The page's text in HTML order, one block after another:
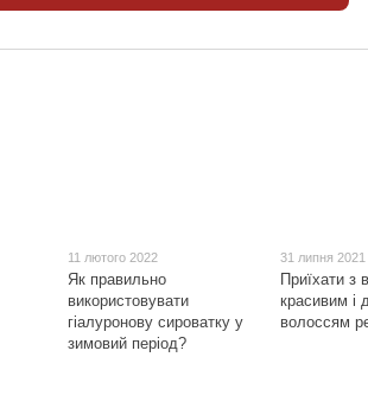
11 лютого 2022
Як правильно
використовувати
гіалуронову сироватку у
зимовий період?
31 липня 2021
Приїхати з
красивим і
волоссям